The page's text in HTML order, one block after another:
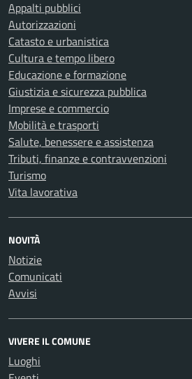
Appalti pubblici
Autorizzazioni
Catasto e urbanistica
Cultura e tempo libero
Educazione e formazione
Giustizia e sicurezza pubblica
Imprese e commercio
Mobilità e trasporti
Salute, benessere e assistenza
Tributi, finanze e contravvenzioni
Turismo
Vita lavorativa
NOVITÀ
Notizie
Comunicati
Avvisi
VIVERE IL COMUNE
Luoghi